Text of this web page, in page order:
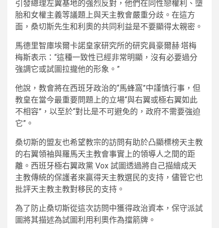
引發總理左翼基地的強烈反對，他們在同性戀權利、墮
胎和女權主義等議題上與天主教會嚴重分歧。在這方
面，桑切斯先生和利奧的共同利益是不要顯得太親密。
馬德里智庫埃爾卡諾皇家研究所的研究員豪爾赫·塔梅
梅斯表示：“這種一致性已經非常明顯，沒有必要過分
強調它或試圖拉攏他的形象。”
他說，教會將在西班牙政治的“馬蜂窩”中謹慎行事，但
教皇在當今最重要問題上的立場“與右翼或極右翼如此
不相容”，以至於“對比是不可避免的，政府不需要強迫
它”。
桑切斯的盟友也希望教宗的訪問有助於凸顯標榜天主教
的右翼領袖與羅馬天主教會事實上的領導人之間的距
離。西班牙極右翼政黨 Vox 試圖透過將自己描繪成天
主教傳統的保護者來贏得天主教選民的支持，儘管它也
批評天主教主教對移民的支持。
為了防止桑切斯從這次訪問中獲得政治資本，保守派試
圖將其描述為試圖利用利奧作為擋箭牌。